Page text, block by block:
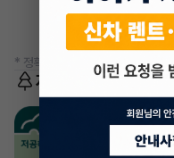
* 정확한 정보는 판매자와 반드
저공해차량 정보
공항주차장
50% 할인